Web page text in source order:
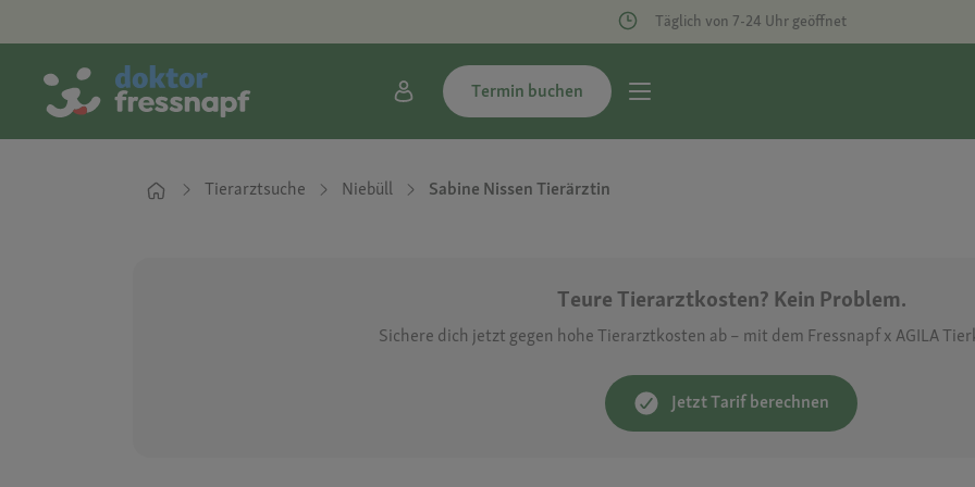
Täglich von 7-24 Uhr geöffnet
Termin buchen
Tierarztsuche Niebüll Sabine Nissen Tierärztin
Teure Tierarztkosten? Kein Problem.
Sichere dich jetzt gegen hohe Tierarztkosten ab – mit dem Fressnapf x AGILA
Jetzt Tarif berechnen